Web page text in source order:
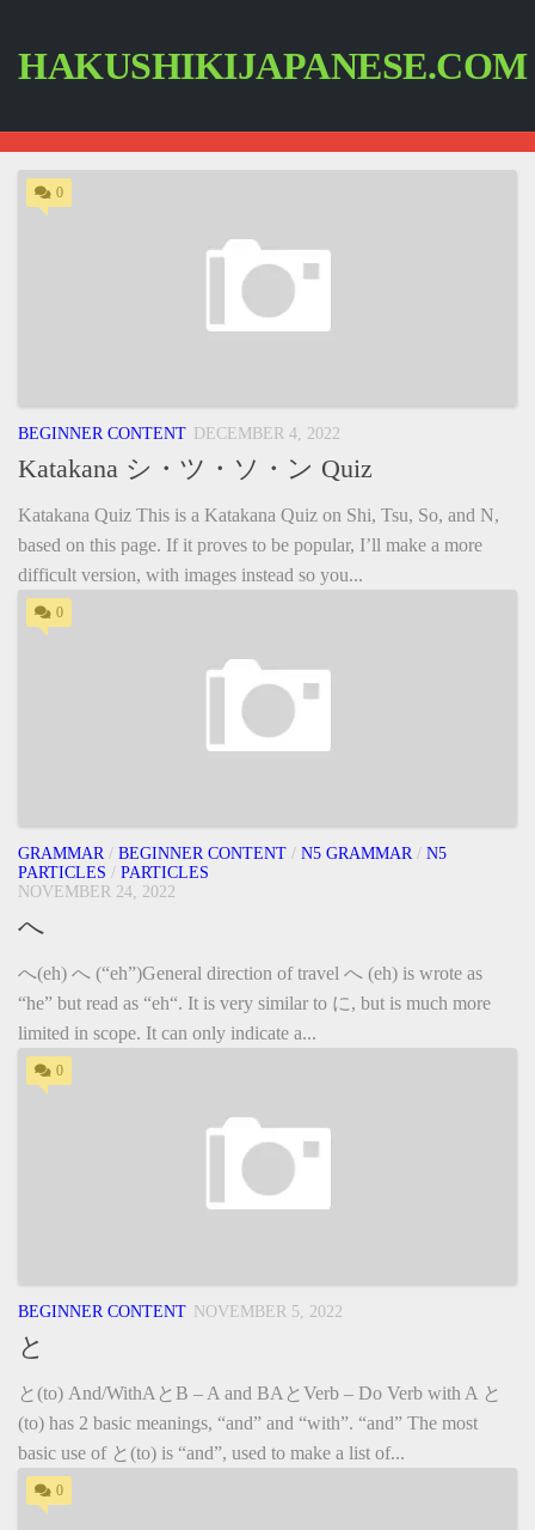
content
HAKUSHIKIJAPANESE.COM
0
BEGINNER CONTENT DECEMBER 4, 2022
Katakana シ・ツ・ソ・ン Quiz
Katakana Quiz This is a Katakana Quiz on Shi, Tsu, So, and N,
based on this page. If it proves to be popular, I’ll make a more
difficult version, with images instead so you...
0
GRAMMAR/ BEGINNER CONTENT / N5 GRAMMAR/ N5
PARTICLES / PARTICLES
NOVEMBER 24, 2022
へ
へ(eh) へ (“eh”)General direction of travel へ (eh) is wrote as
“he” but read as “eh“. It is very similar to に, but is much more
limited in scope. It can only indicate a...
0
BEGINNER CONTENT NOVEMBER 5, 2022
と
と(to) And/WithAとB – A and BAとVerb – Do Verb with A と
(to) has 2 basic meanings, “and” and “with”. “and” The most
basic use of と(to) is “and”, used to make a list of...
0